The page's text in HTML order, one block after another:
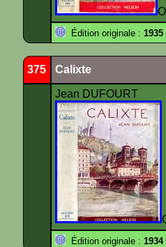
O
Édition originale : 1935
375 Calixte
Jean DUFOURT
Édition originale : 1934